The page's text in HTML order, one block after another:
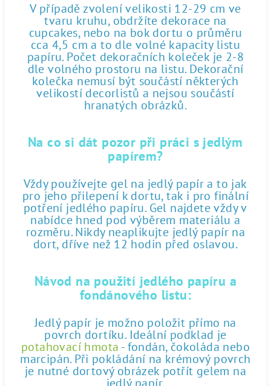
V případě zvolení velikosti 12-29 cm ve
tvaru kruhu, obdržíte dekorace na
cupcakes, nebo na bok dortu o průměru
cca 4,5 cm a to dle volné kapacity listu
papíru. Počet dekoračních koleček je 2-8
dle volného prostoru na listu. Dekorační
kolečka nemusí být součástí některých
velikostí decorlistů a nejsou součástí
hranatých obrázků.
Na co si dát pozor při práci s jedlým
papírem?
Vždy používejte gel na jedlý papír a to jak
pro jeho přilepení k dortu, tak i pro finální
potření jedlého papíru. Gel najdete vždy v
nabídce hned pod výběrem materiálu a
rozměru. Nikdy neaplikujte jedlý papír na
dort, dříve než 12 hodin před oslavou.
Návod na použití jedlého papíru a
fondánového listu:
Jedlý papír je možno položit přímo na
povrch dortíku. Ideální podklad je
potahovací hmota - fondán, čokoláda nebo
marcipán. Při pokládání na krémový povrch
je nutné dortový obrázek potřít gelem na